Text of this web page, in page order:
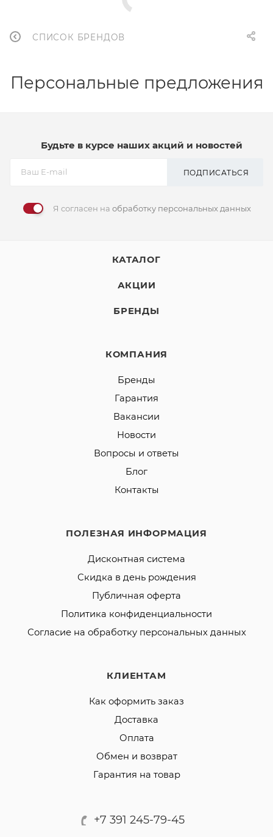
СПИСОК БРЕНДОВ
Персональные предложения
Будьте в курсе наших акций и новостей
ПОДПИСАТЬСЯ
Я согласен на обработку персональных данных
КАТАЛОГ
АКЦИИ
БРЕНДЫ
КОМПАНИЯ
Бренды
Гарантия
Вакансии
Новости
Вопросы и ответы
Блог
Контакты
ПОЛЕЗНАЯ ИНФОРМАЦИЯ
Дисконтная система
Скидка в день рождения
Публичная оферта
Политика конфиденциальности
Согласие на обработку персональных данных
КЛИЕНТАМ
Как оформить заказ
Доставка
Оплата
Обмен и возврат
Гарантия на товар
+7 391 245-79-45